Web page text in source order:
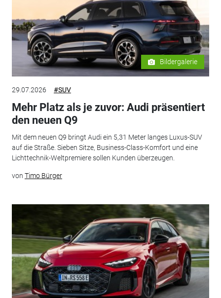
Bildergalerie
29.07.2026 #SUV
Mehr Platz als je zuvor: Audi präsentiert
den neuen Q9
Mit dem neuen Q9 bringt Audi ein 5,31 Meter langes Luxus-SUV
auf die Straße. Sieben Sitze, Business-Class-Komfort und eine
Lichttechnik-Weltpremiere sollen Kunden überzeugen.
von Timo Bürger